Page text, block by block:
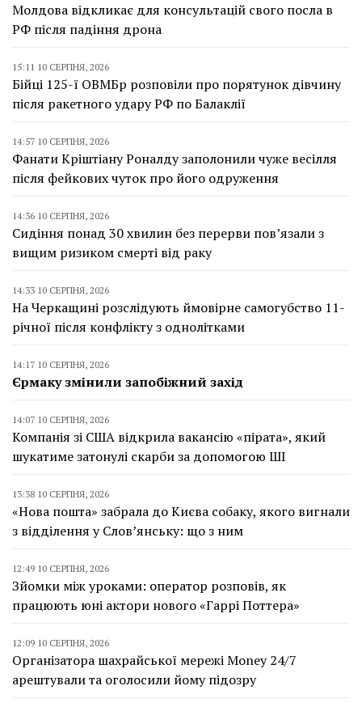
Молдова відкликає для консультацій свого посла в
РФ після падіння дрона
15:11 10 СЕРПНЯ, 2026
Бійці 125-ї ОВМБр розповіли про порятунок дівчину
після ракетного удару РФ по Балаклії
14:57 10 СЕРПНЯ, 2026
Фанати Кріштіану Роналду заполонили чуже весілля
після фейкових чуток про його одруження
14:36 10 СЕРПНЯ, 2026
Сидіння понад 30 хвилин без перерви пов’язали з
вищим ризиком смерті від раку
14:33 10 СЕРПНЯ, 2026
На Черкащині розслідують ймовірне самогубство 11-
річної після конфлікту з однолітками
14:17 10 СЕРПНЯ, 2026
Єрмаку змінили запобіжний захід
14:07 10 СЕРПНЯ, 2026
Компанія зі США відкрила вакансію «пірата», який
шукатиме затонулі скарби за допомогою ШІ
13:38 10 СЕРПНЯ, 2026
«Нова пошта» забрала до Києва собаку, якого вигнали
з відділення у Слов’янську: що з ним
12:49 10 СЕРПНЯ, 2026
Зйомки між уроками: оператор розповів, як
працюють юні актори нового «Гаррі Поттера»
12:09 10 СЕРПНЯ, 2026
Організатора шахрайської мережі Money 24/7
арештували та оголосили йому підозру